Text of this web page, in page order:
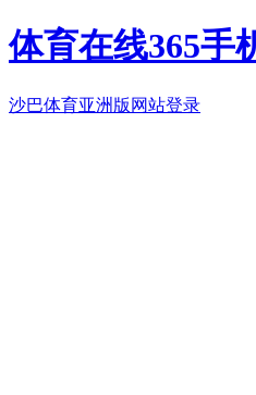
体育在线365手
沙巴体育亚洲版网站登录